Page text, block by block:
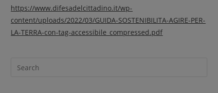
https://www.difesadelcittadino.it/wp-
content/uploads/2022/03/GUIDA-SOSTENIBILITA-AGIRE-PER-
LA-TERRA-con-tag-accessibile_compressed.pdf